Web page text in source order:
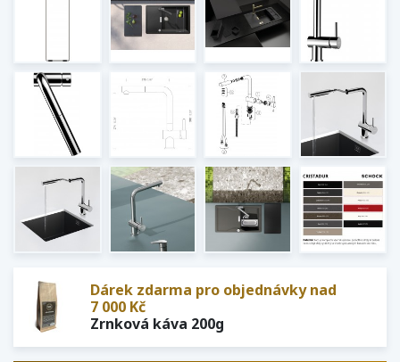
Dárek zdarma pro objednávky nad
7 000 Kč
Zrnková káva 200g